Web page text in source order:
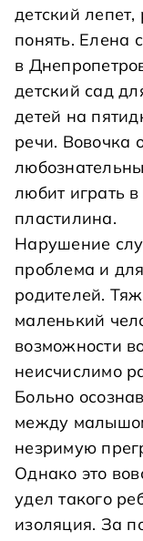
детский лепет,
понять. Елена
в
детский сад
детей на
речи. Вовочка
любит играть
пластилина.
Нарушение
проблема и
родителей.
маленький
возможности
неисчислимо
Больно
между
незримую
Однако это
удел такого
изоляция. За